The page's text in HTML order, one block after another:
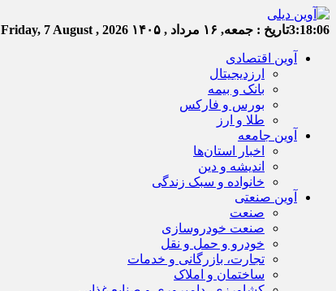
3:18:07تاریخ : جمعه, ۱۶ مرداد , ۱۴۰۵ Friday, 7 August , 2026
آوین اقتصادی
ارزدیجیتال
بانک و بیمه
بورس و فارکس
طلا و ارز
آوین جامعه
اخبار استان‌ها
اندیشه و دین
خانواده و سبک زندگی
آوین صنعتی
صنعت
صنعت خودروسازی
خودرو و حمل و نقل
تجارت، بازرگانی و خدمات
ساختمان و املاک